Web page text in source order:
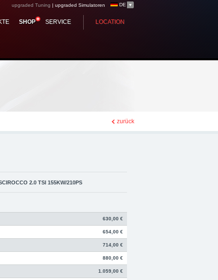
upgraded
Performance
DE
LOCATION
SERVICE
SHOP
upgraded Tuning|upgraded Simulatoren
zurück
2.0 TSI 155KW/210PS
630,00 €
654,00 €
714,00 €
880,00 €
1.059,00 €